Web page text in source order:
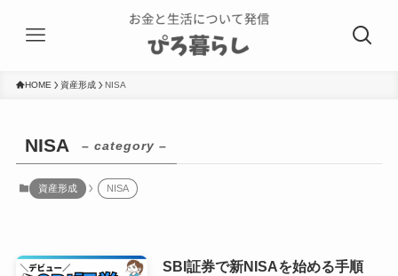
HOME 資産形成 NISA
NISA – category –
資産形成 NISA
SBI証券で新NISAを始める手順